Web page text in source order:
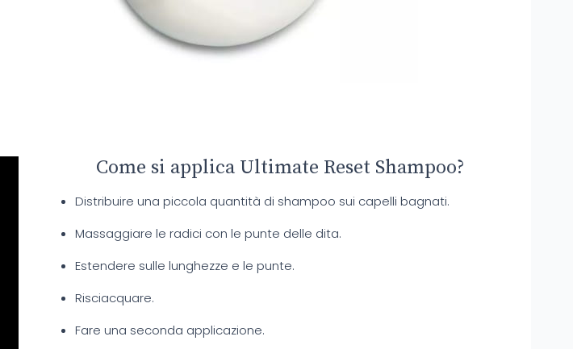
Come si applica Ultimate Reset Shampoo?
Distribuire una piccola quantità di shampoo sui capelli bagnati.
Massaggiare le radici con le punte delle dita.
Estendere sulle lunghezze e le punte.
Risciacquare.
Fare una seconda applicazione.